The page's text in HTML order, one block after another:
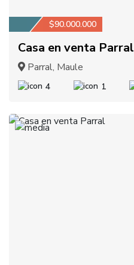
$90.000.000
Casa en venta Parral
Parral, Maule
4 1
1